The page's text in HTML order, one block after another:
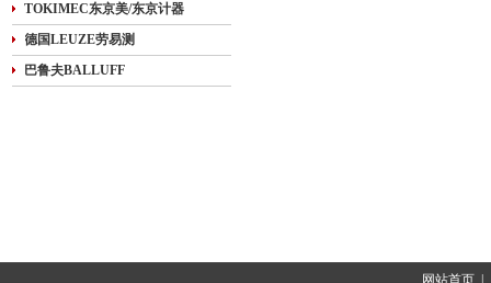
TOKIMEC东京美/东京计器
德国LEUZE劳易测
巴鲁夫BALLUFF
网站首页|